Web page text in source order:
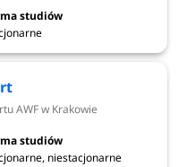
w Krakowie
AWF w Krakowie
niestacjonarne